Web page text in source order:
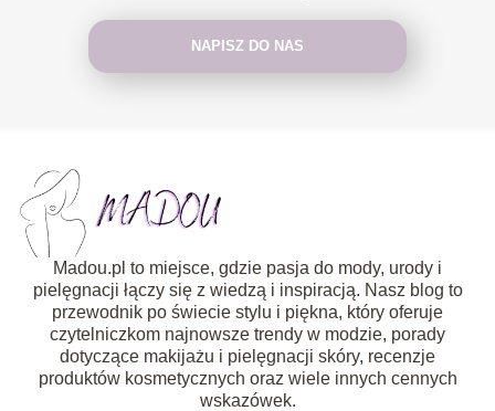
NAPISZ DO NAS
Madou.pl to miejsce, gdzie pasja do mody, urody i
pielęgnacji łączy się z wiedzą i inspiracją. Nasz blog to
przewodnik po świecie stylu i piękna, który oferuje
czytelniczkom najnowsze trendy w modzie, porady
dotyczące makijażu i pielęgnacji skóry, recenzje
produktów kosmetycznych oraz wiele innych cennych
wskazówek.